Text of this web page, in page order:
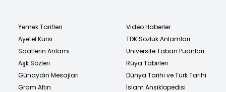
Yemek Tarifleri
Ayetel Kürsi
Saatlerin Anlamı
Aşk Sözleri
Günaydın Mesajları
Gram Altın
Video Haberler
TDK Sözlük Anlamları
Üniversite Taban Puanları
Rüya Tabirleri
Dünya Tarihi ve Türk Tarihi
İslam Ansiklopedisi